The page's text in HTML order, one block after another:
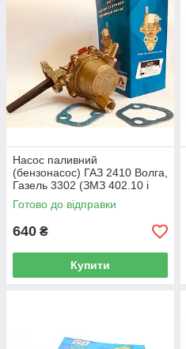
Насос паливний
(бензонасос) ГАЗ 2410 Волга,
Газель 3302 (ЗМЗ 402.10 і
4021-70) LSA LA 24-1106010
пунжерний
Готово до відправки
640 ₴
Купити